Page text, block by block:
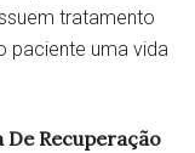
tratamento
paciente uma vida
De Recuperação